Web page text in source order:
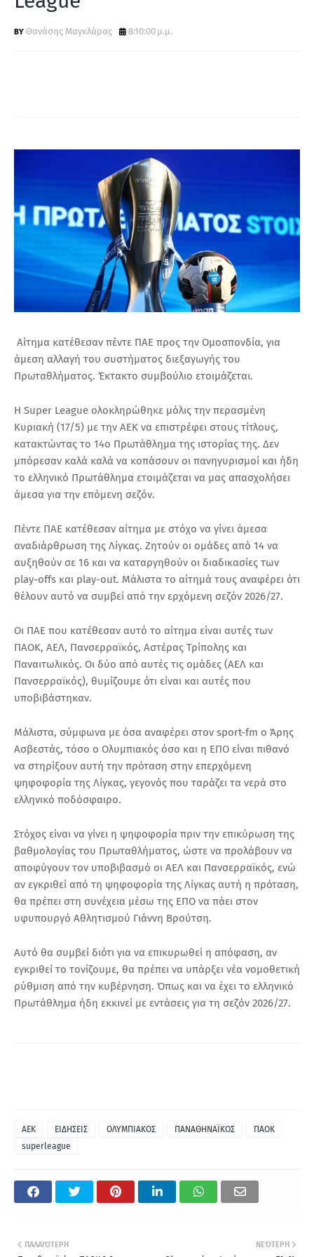
Θανάσης Μαγκλάρας 8:10:00 μ.μ.
Αίτημα κατέθεσαν πέντε ΠΑΕ προς την Ομοσπονδία, για
άμεση αλλαγή του συστήματος διεξαγωγής του
Πρωταθλήματος. Έκτακτο συμβούλιο ετοιμάζεται.
Η Super League ολοκληρώθηκε μόλις την περασμένη
Κυριακή (17/5) με την ΑΕΚ να επιστρέφει στους τίτλους,
κατακτώντας το 14ο Πρωτάθλημα της ιστορίας της. Δεν
μπόρεσαν καλά καλά να κοπάσουν οι πανηγυρισμοί και ήδη
το ελληνικό Πρωτάθλημα ετοιμάζεται να μας απασχολήσει
άμεσα για την επόμενη σεζόν.
Πέντε ΠΑΕ κατέθεσαν αίτημα με στόχο να γίνει άμεσα
αναδιάρθρωση της Λίγκας. Ζητούν οι ομάδες από 14 να
αυξηθούν σε 16 και να καταργηθούν οι διαδικασίες των
play-offs και play-out. Μάλιστα το αίτημά τους αναφέρει ότι
θέλουν αυτό να συμβεί από την ερχόμενη σεζόν 2026/27.
Οι ΠΑΕ που κατέθεσαν αυτό το αίτημα είναι αυτές των
ΠΑΟΚ, ΑΕΛ, Πανσερραϊκός, Αστέρας Τρίπολης και
Παναιτωλικός. Οι δύο από αυτές τις ομάδες (ΑΕΛ και
Πανσερραϊκός), θυμίζουμε ότι είναι και αυτές που
υποβιβάστηκαν.
Μάλιστα, σύμφωνα με όσα αναφέρει στον sport-fm ο Άρης
Ασβεστάς, τόσο ο Ολυμπιακός όσο και η ΕΠΟ είναι πιθανό
να στηρίξουν αυτή την πρόταση στην επερχόμενη
ψηφοφορία της Λίγκας, γεγονός που ταράζει τα νερά στο
ελληνικό ποδόσφαιρο.
Στόχος είναι να γίνει η ψηφοφορία πριν την επικύρωση της
βαθμολογίας του Πρωταθλήματος, ώστε να προλάβουν να
αποφύγουν τον υποβιβασμό οι ΑΕΛ και Πανσερραϊκός, ενώ
αν εγκριθεί από τη ψηφοφορία της Λίγκας αυτή η πρόταση,
θα πρέπει στη συνέχεια μέσω της ΕΠΟ να πάει στον
υφυπουργό Αθλητισμού Γιάννη Βρούτση.
Αυτό θα συμβεί διότι για να επικυρωθεί η απόφαση, αν
εγκριθεί το τονίζουμε, θα πρέπει να υπάρξει νέα νομοθετική
ρύθμιση από την κυβέρνηση. Όπως και να έχει το ελληνικό
Πρωτάθλημα ήδη εκκινεί με εντάσεις για τη σεζόν 2026/27.
ΑΕΚ ΕΙΔΗΣΕΙΣ ΟΛΥΜΠΙΑΚΟΣ ΠΑΝΑΘΗΝΑΪΚΟΣ
ΠΑΟΚ
superleague
ΝΕΌΤΕΡΗ
ΠΑΛΑΙΌΤΕΡΗ